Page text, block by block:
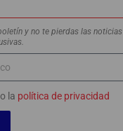
y no te pierdas las noticias
la política de privacidad